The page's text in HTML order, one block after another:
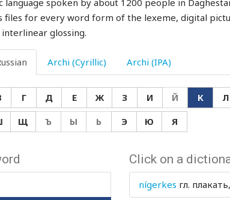
language spoken by about 1200 people in
files for every word form of the lexeme, digital
glossing.
Archi (Cyrillic) Archi (IPA)
Г Д Е Ж З И Й К Л
Щ Ъ Ы Ь Э Ю Я
Click on a
nígerkes гл. плакать,